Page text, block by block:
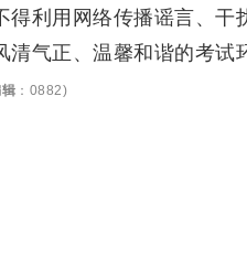
利用网络传播谣言、干
气正、温馨和谐的考试
：0882)